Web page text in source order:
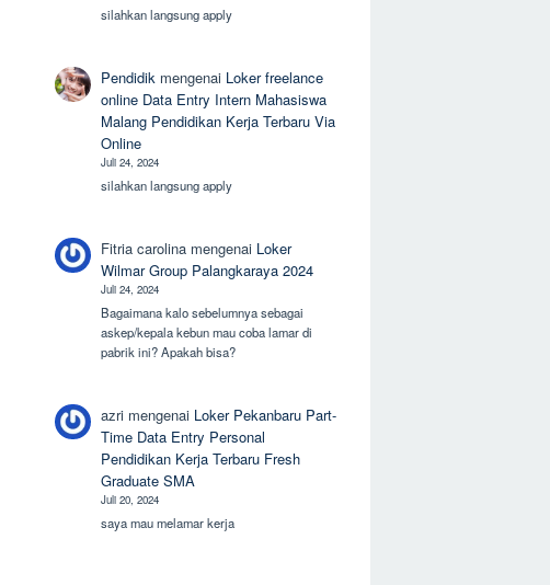
silahkan langsung apply
Pendidik mengenai Loker freelance
online Data Entry Intern Mahasiswa
Malang Pendidikan Kerja Terbaru Via
Online
Juli 24, 2024
silahkan langsung apply
Fitria carolina mengenai Loker
Wilmar Group Palangkaraya 2024
Juli 24, 2024
Bagaimana kalo sebelumnya sebagai
askep/kepala kebun mau coba lamar di
pabrik ini? Apakah bisa?
azri mengenai Loker Pekanbaru Part-
Time Data Entry Personal
Pendidikan Kerja Terbaru Fresh
Graduate SMA
Juli 20, 2024
saya mau melamar kerja